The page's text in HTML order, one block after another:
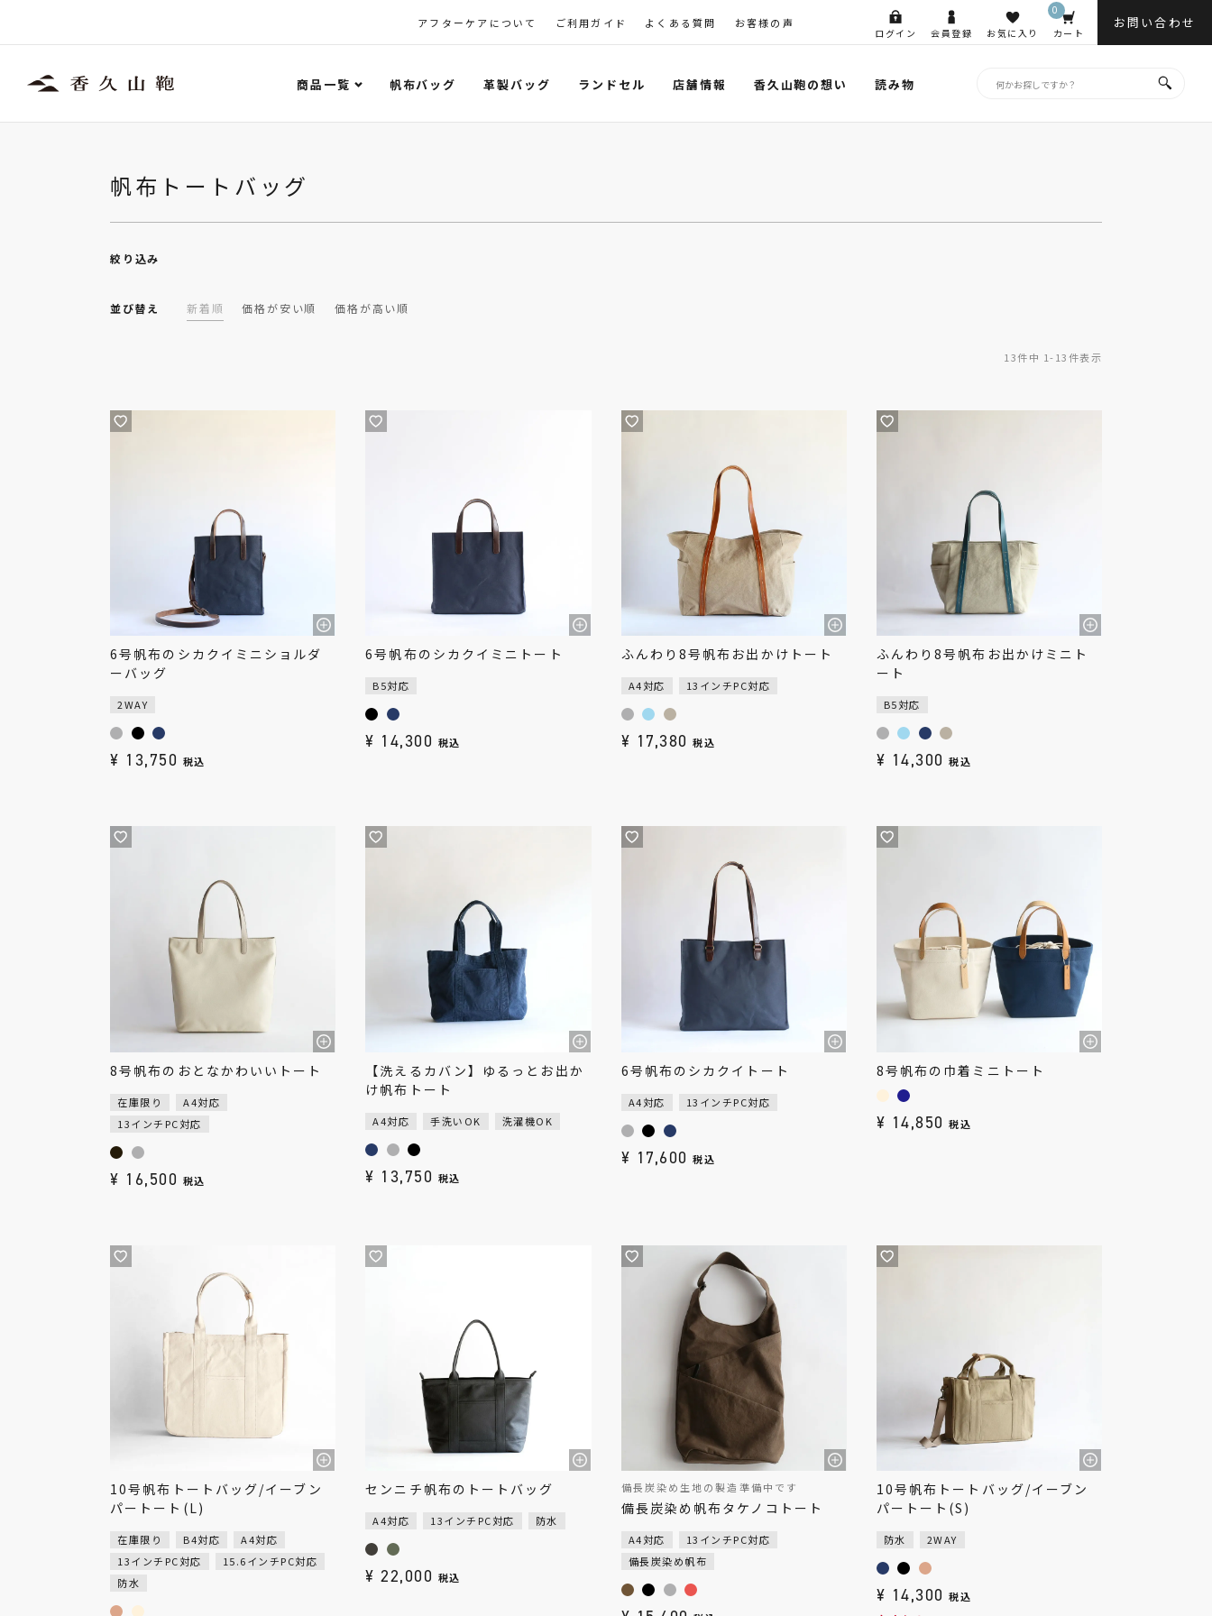
アフターケアについて ご利用ガイド よくある質問 お客様の声
ログイン 会員登録 お気に入り カート
0
お問い合わせ
商品一覧 帆布バッグ 革製バッグ ランドセル 店舗情報 香久山鞄の想い 読み物
帆布トートバッグ
絞り込み
並び替え 新着順 価格が安い順 価格が高い順
13件中 1-13件表示
6号帆布のシカクイミニショルダ
ーバッグ
2WAY
¥ 13,750 税込
6号帆布のシカクイミニトート
B5対応
¥ 14,300 税込
ふんわり8号帆布お出かけトート
A4対応 13インチPC対応
¥ 17,380 税込
ふんわり8号帆布お出かけミニト
ート
B5対応
¥ 14,300 税込
8号帆布のおとなかわいいトート
在庫限り
A4対応
13インチPC対応
¥ 16,500 税込
【洗えるカバン】ゆるっとお出か
け帆布トート
A4対応 手洗いOK 洗濯機OK
¥ 13,750 税込
6号帆布のシカクイトート
A4対応 13インチPC対応
¥ 17,600 税込
8号帆布の巾着ミニトート
¥ 14,850 税込
10号帆布トートバッグ/イーブン
パートート(L)
在庫限り B4対応
A4対応
13インチPC対応
15.6インチPC対応
防水
センニチ帆布のトートバッグ
A4対応 13インチPC対応 防水
¥ 22,000 税込
備長炭染め生地の製造準備中です
備長炭染め帆布タケノコトート
A4対応
13インチPC対応
備長炭染め帆布
10号帆布トートバッグ/イーブン
パートート(S)
防水 2WAY
¥ 14,300 税込